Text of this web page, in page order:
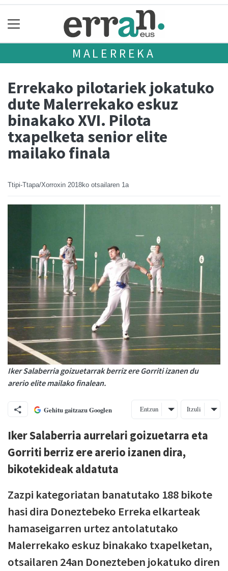
MALERREKA
Errekako pilotariek jokatuko
dute Malerrekako eskuz
binakako XVI. Pilota
txapelketa senior elite
mailako finala
Ttipi-Ttapa/Xorroxin 2018ko otsailaren 1a
Iker Salaberria goizuetarrak berriz ere Gorriti izanen du
arerio elite mailako finalean.
Gehitu gaitzazu Googlen Entzun Itzuli
Iker Salaberria aurrelari goizuetarra eta
Gorriti berriz ere arerio izanen dira,
bikotekideak aldatuta
Zazpi kategoriatan banatutako 188 bikote
hasi dira Doneztebeko Erreka elkarteak
hamaseigarren urtez antolatutako
Malerrekako eskuz binakako txapelketan,
otsailaren 24an Donezteben jokatuko diren